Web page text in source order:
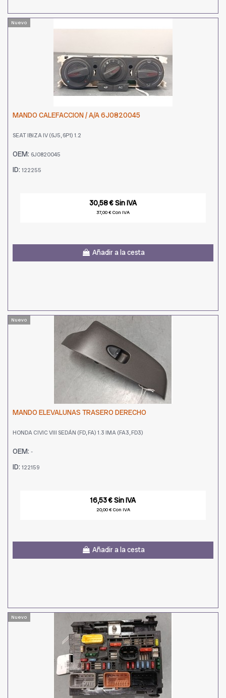
Nuevo
MANDO CALEFACCION / A/A 6J0820045
SEAT IBIZA IV (6J5, 6P1) 1.2
OEM: 6J0820045
ID: 122255
30,58 € Sin IVA
37,00 € Con IVA
Añadir a la cesta
Nuevo
MANDO ELEVALUNAS TRASERO DERECHO
HONDA CIVIC VIII SEDÁN (FD, FA) 1.3 IMA (FA3, FD3)
OEM: -
ID: 122159
16,53 € Sin IVA
20,00 € Con IVA
Añadir a la cesta
Nuevo